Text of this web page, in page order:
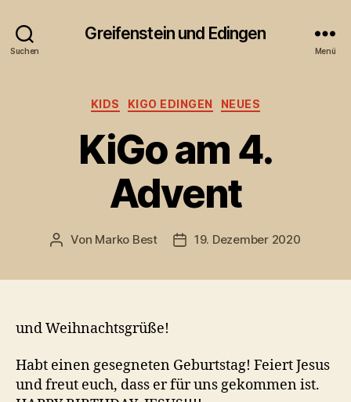
Suchen
Greifenstein und Edingen
Menü
Kategorien
KIDS KIGO EDINGEN NEUES
KiGo am 4.
Advent
Beitragsautor
Von Marko Best Veröffentlichungsdatum
19. Dezember 2020
und Weihnachtsgrüße!
Habt einen gesegneten Geburtstag! Feiert Jesus
und freut euch, dass er für uns gekommen ist.